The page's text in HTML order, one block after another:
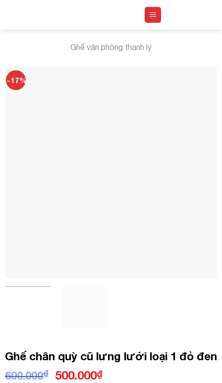
Ghế văn phòng thanh lý
-17%
Ghế chân quỳ cũ lưng lưới loại 1 đỏ đen
600.000₫
Giá
500.000₫Giá